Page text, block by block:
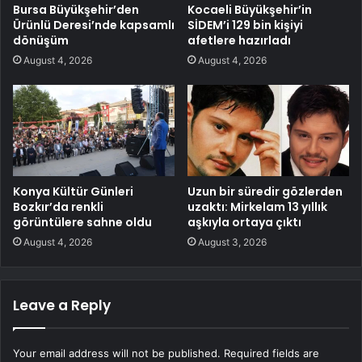
Bursa Büyükşehir’den
Ürünlü Deresi’nde kapsamlı
dönüşüm
August 4, 2026
Kocaeli Büyükşehir’in
SİDEM’i 129 bin kişiyi
afetlere hazırladı
August 4, 2026
Konya Kültür Günleri
Bozkır’da renkli
görüntülere sahne oldu
August 4, 2026
Uzun bir süredir gözlerden
uzaktı: Mirkelam 13 yıllık
aşkıyla ortaya çıktı
August 3, 2026
Leave a Reply
Your email address will not be published. Required fields are